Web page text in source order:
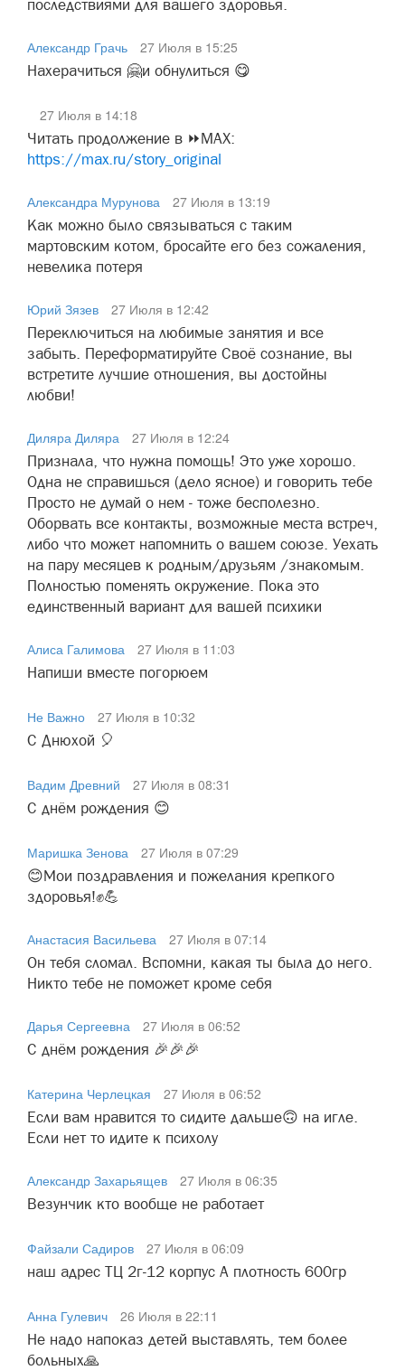
последствиями для вашего здоровья.
Александр Грачь
27 Июля в 15:25
Нахерачиться 🤗и обнулиться 😋
27 Июля в 14:18
Читать продолжение в ⏩MAX:
https://max.ru/story_original
Александра Мурунова
27 Июля в 13:19
Как можно было связываться с таким
мартовским котом, бросайте его без сожаления,
невелика потеря
Юрий Зязев
27 Июля в 12:42
Переключиться на любимые занятия и все
забыть. Переформатируйте Своё сознание, вы
встретите лучшие отношения, вы достойны
любви!
Диляра Диляра
27 Июля в 12:24
Признала, что нужна помощь! Это уже хорошо.
Одна не справишься (дело ясное) и говорить тебе
Просто не думай о нем - тоже бесполезно.
Оборвать все контакты, возможные места встреч,
либо что может напомнить о вашем союзе. Уехать
на пару месяцев к родным/друзьям /знакомым.
Полностью поменять окружение. Пока это
единственный вариант для вашей психики
Алиса Галимова
27 Июля в 11:03
Напиши вместе погорюем
Не Важно
27 Июля в 10:32
С Днюхой 🎈
Вадим Древний
27 Июля в 08:31
С днём рождения 😊
Маришка Зенова
27 Июля в 07:29
😊Мои поздравления и пожелания крепкого
здоровья!✊💪
Анастасия Васильева
27 Июля в 07:14
Он тебя сломал. Вспомни, какая ты была до него.
Никто тебе не поможет кроме себя
Дарья Сергеевна
27 Июля в 06:52
С днём рождения 🎉🎉🎉
Катерина Черлецкая
27 Июля в 06:52
Если вам нравится то сидите дальше🙃 на игле.
Если нет то идите к психолу
Александр Захарьящев
27 Июля в 06:35
Везунчик кто вообще не работает
Файзали Садиров
27 Июля в 06:09
наш адрес ТЦ 2г-12 корпус А плотность 600гр
Анна Гулевич
26 Июля в 22:11
Не надо напоказ детей выставлять, тем более
больных🙏